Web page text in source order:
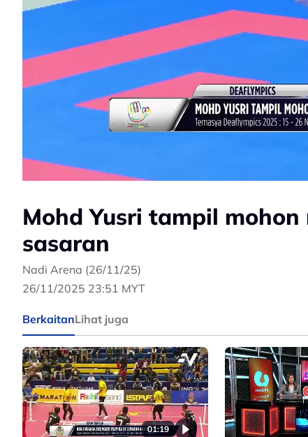
Mohd Yusri tampil
sasaran
Nadi Arena (26/11/25)
26/11/2025 23:51 MYT
BerkaitanLihat juga
01:19